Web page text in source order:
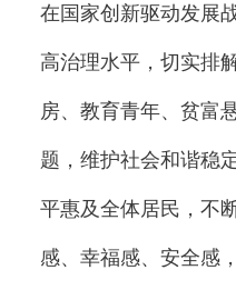
在国家创新驱动发展
高治理水平，切实排
房、教育青年、贫富
题，维护社会和谐稳
平惠及全体居民，不
感、幸福感、安全感